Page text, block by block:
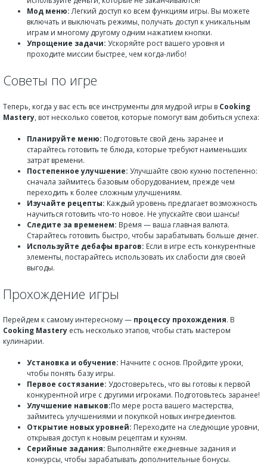
Мод меню:Легкий доступ ко всем функциям игры. Вы можете
включать и выключать режимы, получать доступ к уникальным
играм и многому другому одним нажатием кнопки.
Упрощение задачи: Ускоряйте рост вашего уровня и
проходите миссии быстрее, чем когда-либо!
Советы по игре
Теперь, когда у вас есть все инструменты для мудрой игры в Cooking
Mastery, вот несколько советов, которые помогут вам добиться успеха:
Планируйте меню: Подготовьте свой день заранее и
старайтесь готовить те блюда, которые требуют наименьших
затрат времени.
Постепенное улучшение: Улучшайте свою кухню постепенно:
сначала займитесь базовым оборудованием, прежде чем
переходить к более сложным улучшениям.
Изучайте рецепты: Каждый уровень предлагает возможность
научиться готовить что-то новое. Не упускайте свои шансы!
Следите за временем: Время — ваша главная валюта.
Старайтесь готовить быстро, чтобы зарабатывать больше денег.
Используйте дебафы врагов: Если в игре есть конкурентные
элементы, постарайтесь использовать их слабости для своей
выгоды.
Прохождение игры
Перейдем к самому интересному — процессу прохождения. В
Cooking Mastery есть несколько этапов, чтобы стать мастером
кулинарии.
Установка и обучение: Начните с основ. Пройдите уроки,
чтобы понять базу игры.
Первое состязание: Удостоверьтесь, что вы готовы к первой
конкурентной игре с другими игроками. Подготовьтесь заранее!
Улучшение навыков:По мере роста вашего мастерства,
займитесь улучшениями и покупкой новых ингредиентов.
Открытие новых уровней: Переходите на следующие уровни,
открывая доступ к новым рецептам и кухням.
Серийные задания: Выполняйте ежедневные задания и
конкурсы, чтобы зарабатывать дополнительные бонусы.